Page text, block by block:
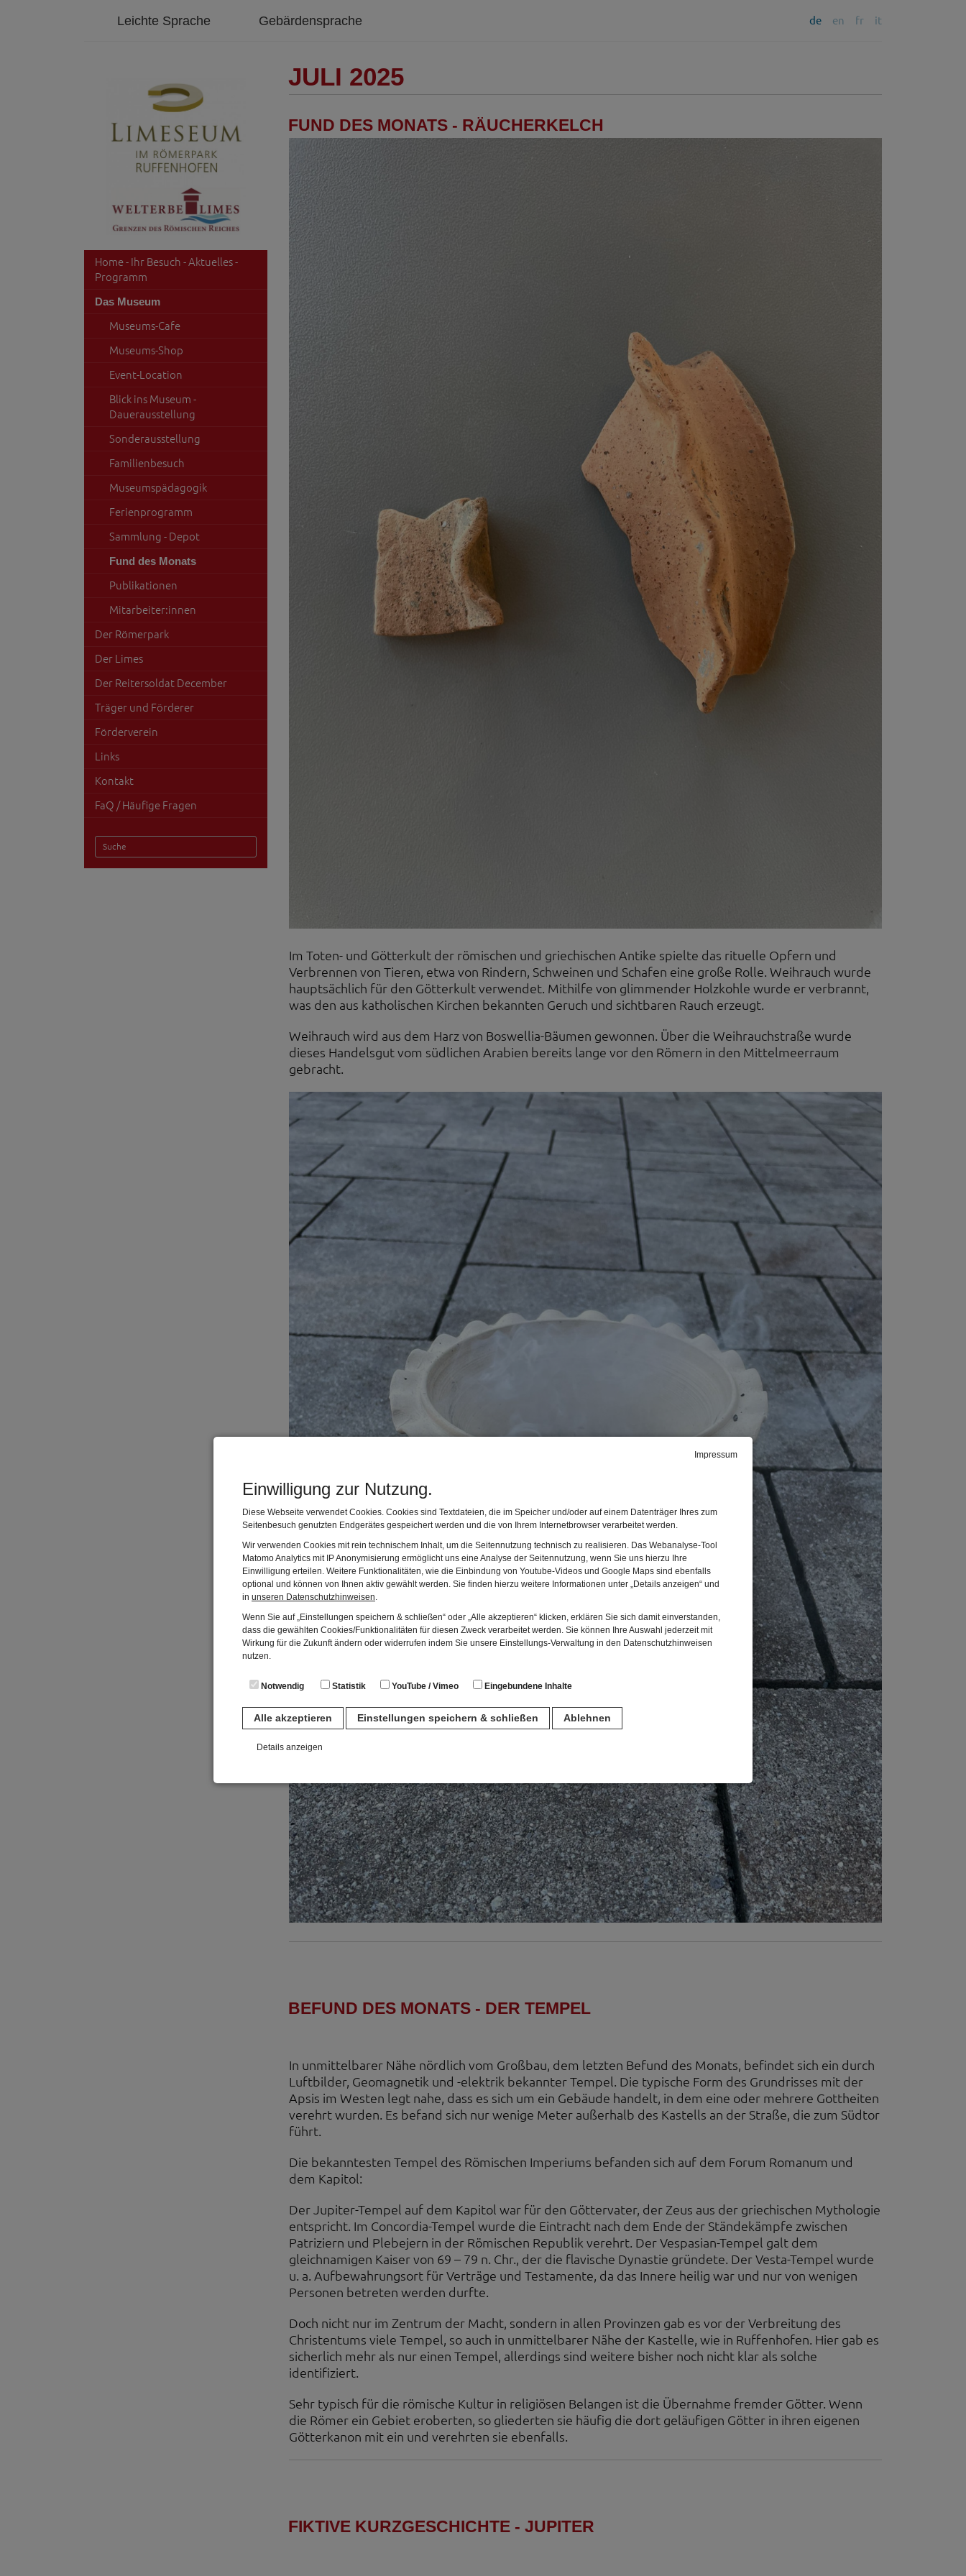
Impressum
Einwilligung zur Nutzung.
Diese Webseite verwendet Cookies. Cookies sind Textdateien, die im Speicher und/oder auf einem Datenträger Ihres zum
Seitenbesuch genutzten Endgerätes gespeichert werden und die von Ihrem Internetbrowser verarbeitet werden.
Wir verwenden Cookies mit rein technischem Inhalt, um die Seitennutzung technisch zu realisieren. Das Webanalyse-Tool
Matomo Analytics mit IP Anonymisierung ermöglicht uns eine Analyse der Seitennutzung, wenn Sie uns hierzu Ihre
Einwilligung erteilen. Weitere Funktionalitäten, wie die Einbindung von Youtube-Videos und Google Maps sind ebenfalls
optional und können von Ihnen aktiv gewählt werden. Sie finden hierzu weitere Informationen unter „Details anzeigen“ und
in unseren Datenschutzhinweisen.
Wenn Sie auf „Einstellungen speichern & schließen“ oder „Alle akzeptieren“ klicken, erklären Sie sich damit einverstanden,
dass die gewählten Cookies/Funktionalitäten für diesen Zweck verarbeitet werden. Sie können Ihre Auswahl jederzeit mit
Wirkung für die Zukunft ändern oder widerrufen indem Sie unsere Einstellungs-Verwaltung in den Datenschutzhinweisen
nutzen.
Notwendig Statistik YouTube / Vimeo Eingebundene Inhalte
Alle akzeptieren Einstellungen speichern & schließen Ablehnen
Details anzeigen
Diese Cookies sind für den Betrieb der Seite unbedingt notwendig. Hierbei werden keinerlei personenbezogenen Daten
gespeichert. Lediglich eine anonyme Session-ID wird hinterlegt.
Diese Website nutzt Matomo Analytics für die Auswertung der Seitenaufrufe als Statistik. Die hierdurch gespeicherten Daten
werden ausschließlich auf unseren eigenen Servern gespeichert. Eine Übertragung an Dritte erfolgt nicht. Wir verwenden
die Funktion AnonymizeIP zur Anonymisierung Ihrer IP-Adresse, so dass diese gekürzt wird und nicht mehr Ihrem Besuch
auf unserer Internetseite zugeordnet werden kann.
YouTube / Vimeo
Videos werden über die Plattformen YouTube oder Vimeo eingebunden. Wir nutzen YouTube im erweiterten
Leichte Sprache Gebärdensprache de en fr it
Home - Ihr Besuch - Aktuelles -
Programm
Das Museum
Museums-Cafe
Museums-Shop
Event-Location
Blick ins Museum -
Dauerausstellung
Sonderausstellung
Familienbesuch
Museumspädagogik
Ferienprogramm
Sammlung - Depot
Fund des Monats
Publikationen
Mitarbeiter:innen
Der Römerpark
Der Limes
Der Reitersoldat December
Träger und Förderer
Förderverein
Links
Kontakt
FaQ / Häufige Fragen
JULI 2025
FUND DES MONATS - RÄUCHERKELCH
Im Toten- und Götterkult der römischen und griechischen Antike spielte das rituelle Opfern und
Verbrennen von Tieren, etwa von Rindern, Schweinen und Schafen eine große Rolle. Weihrauch wurde
hauptsächlich für den Götterkult verwendet. Mithilfe von glimmender Holzkohle wurde er verbrannt,
was den aus katholischen Kirchen bekannten Geruch und sichtbaren Rauch erzeugt.
Weihrauch wird aus dem Harz von Boswellia-Bäumen gewonnen. Über die Weihrauchstraße wurde
dieses Handelsgut vom südlichen Arabien bereits lange vor den Römern in den Mittelmeerraum
gebracht.
BEFUND DES MONATS - DER TEMPEL
In unmittelbarer Nähe nördlich vom Großbau, dem letzten Befund des Monats, befindet sich ein durch
Luftbilder, Geomagnetik und -elektrik bekannter Tempel. Die typische Form des Grundrisses mit der
Apsis im Westen legt nahe, dass es sich um ein Gebäude handelt, in dem eine oder mehrere Gottheiten
verehrt wurden. Es befand sich nur wenige Meter außerhalb des Kastells an der Straße, die zum Südtor
führt.
Die bekanntesten Tempel des Römischen Imperiums befanden sich auf dem Forum Romanum und
dem Kapitol:
Der Jupiter-Tempel auf dem Kapitol war für den Göttervater, der Zeus aus der griechischen Mythologie
entspricht. Im Concordia-Tempel wurde die Eintracht nach dem Ende der Ständekämpfe zwischen
Patriziern und Plebejern in der Römischen Republik verehrt. Der Vespasian-Tempel galt dem
gleichnamigen Kaiser von 69 – 79 n. Chr., der die flavische Dynastie gründete. Der Vesta-Tempel wurde
u. a. Aufbewahrungsort für Verträge und Testamente, da das Innere heilig war und nur von wenigen
Personen betreten werden durfte.
Doch nicht nur im Zentrum der Macht, sondern in allen Provinzen gab es vor der Verbreitung des
Christentums viele Tempel, so auch in unmittelbarer Nähe der Kastelle, wie in Ruffenhofen. Hier gab es
sicherlich mehr als nur einen Tempel, allerdings sind weitere bisher noch nicht klar als solche
identifiziert.
Sehr typisch für die römische Kultur in religiösen Belangen ist die Übernahme fremder Götter. Wenn
die Römer ein Gebiet eroberten, so gliederten sie häufig die dort geläufigen Götter in ihren eigenen
Götterkanon mit ein und verehrten sie ebenfalls.
FIKTIVE KURZGESCHICHTE - JUPITER